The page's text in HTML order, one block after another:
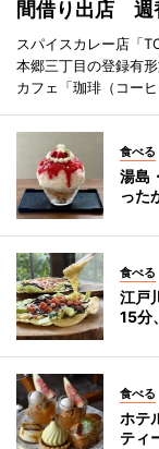
間借り出店 週
スパイスカレー店「
本郷三丁目の登録有
カフェ「珈琲（コー
食べる
湯島
った
食べる
江戸
15分
食べる
ホテ
ティ